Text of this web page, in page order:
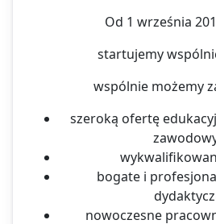
Od 1 września
startujemy
wspólnie możemy
szeroką ofertę
bogate i
nowoczesne